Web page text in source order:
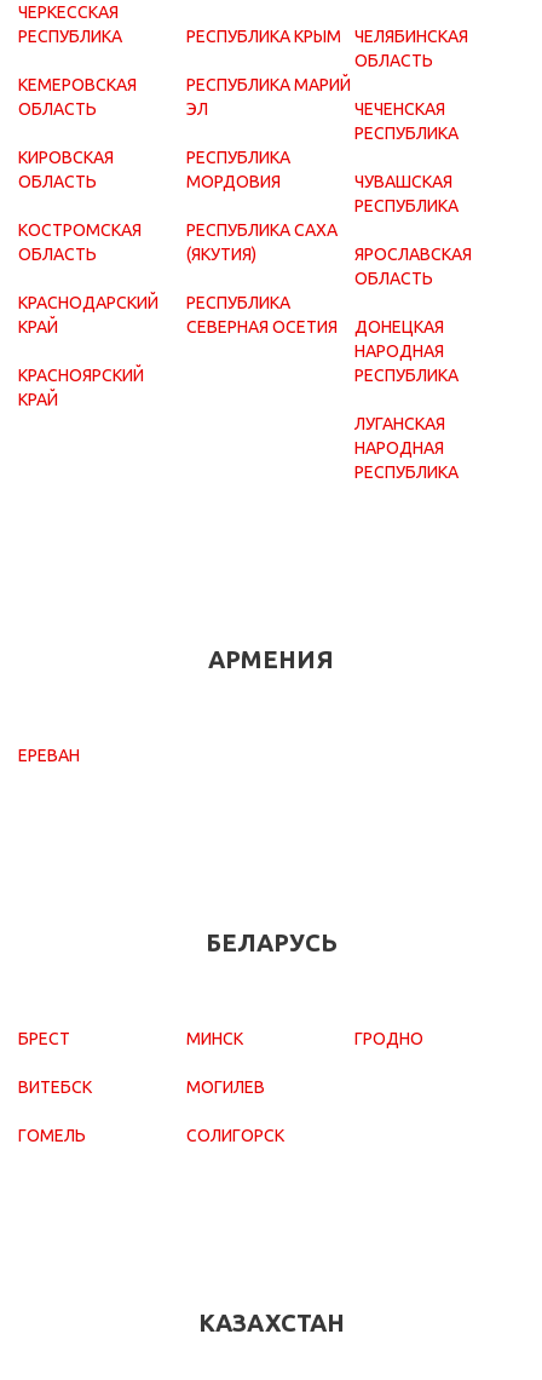
ЧЕРКЕССКАЯ
РЕСПУБЛИКА
КЕМЕРОВСКАЯ
ОБЛАСТЬ
КИРОВСКАЯ
ОБЛАСТЬ
КОСТРОМСКАЯ
ОБЛАСТЬ
КРАСНОДАРСКИЙ
КРАЙ
КРАСНОЯРСКИЙ
КРАЙ
РЕСПУБЛИКА КРЫМ
РЕСПУБЛИКА МАРИЙ
ЭЛ
РЕСПУБЛИКА
МОРДОВИЯ
РЕСПУБЛИКА САХА
(ЯКУТИЯ)
РЕСПУБЛИКА
СЕВЕРНАЯ ОСЕТИЯ
ЧЕЛЯБИНСКАЯ
ОБЛАСТЬ
ЧЕЧЕНСКАЯ
РЕСПУБЛИКА
ЧУВАШСКАЯ
РЕСПУБЛИКА
ЯРОСЛАВСКАЯ
ОБЛАСТЬ
ДОНЕЦКАЯ
НАРОДНАЯ
РЕСПУБЛИКА
ЛУГАНСКАЯ
НАРОДНАЯ
РЕСПУБЛИКА
АРМЕНИЯ
ЕРЕВАН
БЕЛАРУСЬ
БРЕСТ
ВИТЕБСК
ГОМЕЛЬ
МИНСК
МОГИЛЕВ
СОЛИГОРСК
ГРОДНО
КАЗАХСТАН